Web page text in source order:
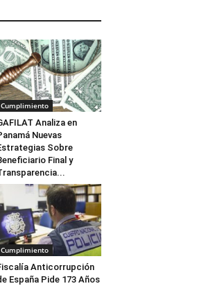
Cumplimiento
Analiza en
Nuevas
Sobre
Final y
Cumplimiento
Anticorrupción
España Pide 173 Años